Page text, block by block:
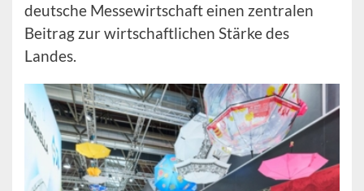
deutsche Messewirtschaft einen zentralen
Beitrag zur wirtschaftlichen Stärke des
Landes.